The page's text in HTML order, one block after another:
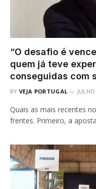
“O desafio é
quem já teve
conseguidas com
BY VEJA PORTUGAL
Quais as mais recentes
frentes. Primeiro, a